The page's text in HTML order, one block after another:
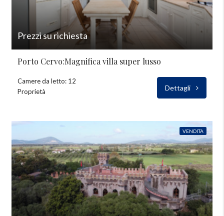
Prezzi su richiesta
Porto Cervo:Magnifica villa super lusso
Camere da letto: 12
Proprietà
Dettagli
VENDITA